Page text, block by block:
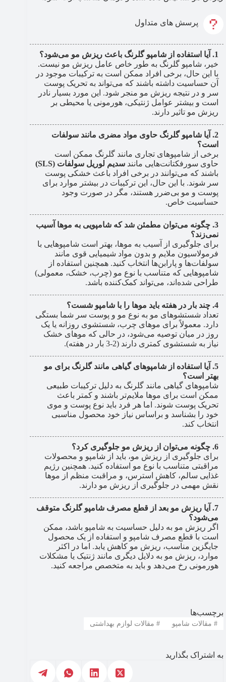
پرسش های متداول
آیا استفاده از شامپو گلرنگ باعث ریزش مو می‌شود؟
خیر، شامپو گلرنگ به طور خاص عامل ریزش مو نیست.
با این حال، برخی افراد ممکن است به ترکیبات موجود در
آن حساسیت داشته باشند که می‌تواند به تحریک پوست
سر و در نتیجه ریزش مو منجر شود. این مورد بسیار نادر
است و بیشتر عوامل ژنتیکی، هورمونی یا محیطی بر
ریزش مو تاثیر دارند.
آیا شامپو گلرنگ حاوی مواد مضری مانند سولفات
است؟
برخی از شامپوهای تجاری مانند گلرنگ ممکن است
حاوی سورفکتانت‌هایی مانند سدیم لوریل سولفات (SLS)
باشند که می‌توانند در برخی افراد باعث خشکی پوست
سر شوند. با این حال، این ترکیبات در بیشتر موارد برای
پوست و مو بی‌ضرر هستند، مگر در صورت وجود
حساسیت خاص.
چگونه می‌توان مطمئن شد که شامپویی به موها آسیب
نمی‌زند؟
برای جلوگیری از آسیب به موها، بهتر است شامپوهایی با
فرمولاسیون ملایم و بدون مواد شیمیایی قوی مانند
سولفات‌ها و پارابن‌ها انتخاب کنید. همچنین استفاده از
شامپوهایی که متناسب با نوع مو (چرب، خشک، معمولی)
طراحی شده‌اند، می‌تواند کمک‌کننده باشد.
چند بار در هفته باید موها را با شامپو شست؟
تعداد شستشوهای مو به نوع مو و پوست سر شما بستگی
دارد. معمولاً برای موهای چرب، شستشوی روزانه یا یک
روز در میان توصیه می‌شود، در حالی که موهای خشک
نیاز به شستشوی کمتری دارند (2-3 بار در هفته).
آیا استفاده از شامپوهای گیاهی مانند گلرنگ برای مو
بهتر است؟
شامپوهای گیاهی مانند گلرنگ به دلیل ترکیبات طبیعی
ممکن است برای موها ملایم‌تر باشند و کمتر باعث
تحریک پوست شوند. اما هر فرد باید نوع پوست و موی
خود را بشناسد و براساس نیاز خود محصول مناسبی
انتخاب کند.
چگونه می‌توان از ریزش مو جلوگیری کرد؟
برای جلوگیری از ریزش مو، باید از شامپو و محصولات
مراقبتی متناسب با نوع مو استفاده کنید. همچنین رژیم
غذایی سالم، کاهش استرس، و مراقبت منظم از موها
نقش مهمی در جلوگیری از ریزش مو دارند.
آیا ریزش مو بعد از قطع مصرف شامپو گلرنگ متوقف
می‌شود؟
اگر ریزش مو به دلیل حساسیت به شامپو باشد، ممکن
است با قطع مصرف شامپو و استفاده از یک محصول
جایگزین مناسب، ریزش مو کاهش یابد. اما در اکثر
موارد، ریزش مو به دلایل دیگری مانند ژنتیک یا مشکلات
هورمونی رخ می‌دهد و باید به متخصص مراجعه کنید.
برچسب‌ها
#مقالات شامپو #مقالات لوازم بهداشتی
به اشتراک بگذارید